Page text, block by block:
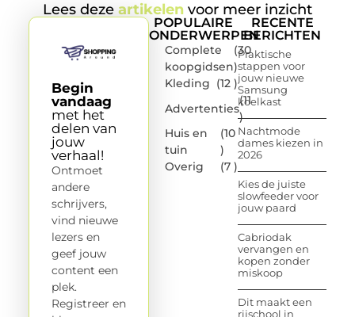
Lees deze artikelen voor meer inzicht
POPULAIRE
ONDERWERPEN
Complete
koopgidsen
(30
)
Kleding (12 )
Advertenties
(11
)
Huis en
tuin
(10
)
Overig
(7 )
RECENTE
BERICHTEN
Praktische
stappen voor
jouw nieuwe
Samsung
koelkast
Nachtmode
dames kiezen in
2026
Kies de juiste
slowfeeder voor
jouw paard
Cabriodak
vervangen en
kopen zonder
miskoop
Dit maakt een
rijschool in
Begin
vandaag
met het
delen van
jouw
verhaal!
Ontmoet
andere
schrijvers,
vind nieuwe
lezers en
geef jouw
content een
plek.
Registreer en